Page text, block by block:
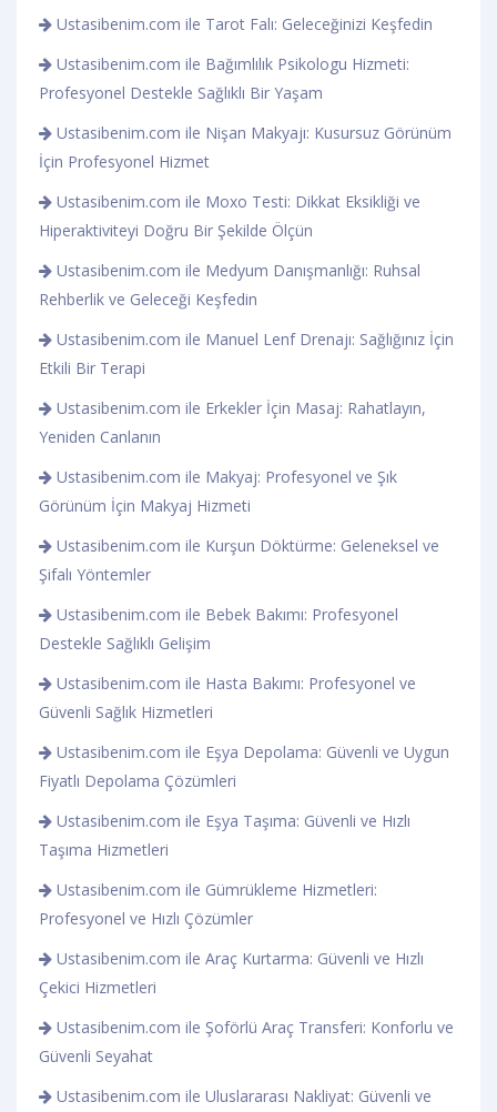
Ustasibenim.com ile Tarot Falı: Geleceğinizi Keşfedin
Ustasibenim.com ile Bağımlılık Psikologu Hizmeti:
Profesyonel Destekle Sağlıklı Bir Yaşam
Ustasibenim.com ile Nişan Makyajı: Kusursuz Görünüm
İçin Profesyonel Hizmet
Ustasibenim.com ile Moxo Testi: Dikkat Eksikliği ve
Hiperaktiviteyi Doğru Bir Şekilde Ölçün
Ustasibenim.com ile Medyum Danışmanlığı: Ruhsal
Rehberlik ve Geleceği Keşfedin
Ustasibenim.com ile Manuel Lenf Drenajı: Sağlığınız İçin
Etkili Bir Terapi
Ustasibenim.com ile Erkekler İçin Masaj: Rahatlayın,
Yeniden Canlanın
Ustasibenim.com ile Makyaj: Profesyonel ve Şık
Görünüm İçin Makyaj Hizmeti
Ustasibenim.com ile Kurşun Döktürme: Geleneksel ve
Şifalı Yöntemler
Ustasibenim.com ile Bebek Bakımı: Profesyonel
Destekle Sağlıklı Gelişim
Ustasibenim.com ile Hasta Bakımı: Profesyonel ve
Güvenli Sağlık Hizmetleri
Ustasibenim.com ile Eşya Depolama: Güvenli ve Uygun
Fiyatlı Depolama Çözümleri
Ustasibenim.com ile Eşya Taşıma: Güvenli ve Hızlı
Taşıma Hizmetleri
Ustasibenim.com ile Gümrükleme Hizmetleri:
Profesyonel ve Hızlı Çözümler
Ustasibenim.com ile Araç Kurtarma: Güvenli ve Hızlı
Çekici Hizmetleri
Ustasibenim.com ile Şoförlü Araç Transferi: Konforlu ve
Güvenli Seyahat
Ustasibenim.com ile Uluslararası Nakliyat: Güvenli ve